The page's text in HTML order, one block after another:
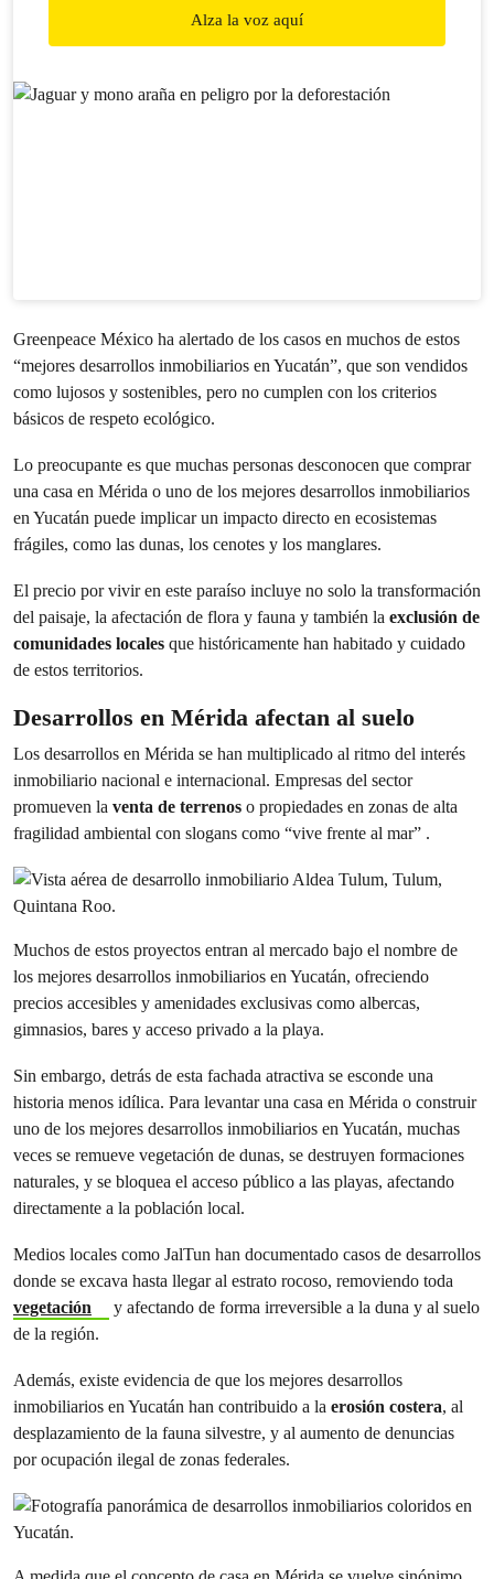
Alza la voz aquí
Greenpeace México ha alertado de los casos en muchos de estos
“mejores desarrollos inmobiliarios en Yucatán”, que son vendidos
como lujosos y sostenibles, pero no cumplen con los criterios
básicos de respeto ecológico.
Lo preocupante es que muchas personas desconocen que comprar
una casa en Mérida o uno de los mejores desarrollos inmobiliarios
en Yucatán puede implicar un impacto directo en ecosistemas
frágiles, como las dunas, los cenotes y los manglares.
El precio por vivir en este paraíso incluye no solo la transformación
del paisaje, la afectación de flora y fauna y también la exclusión de
comunidades locales que históricamente han habitado y cuidado
de estos territorios.
Desarrollos en Mérida afectan al suelo
Los desarrollos en Mérida se han multiplicado al ritmo del interés
inmobiliario nacional e internacional. Empresas del sector
promueven la venta de terrenos o propiedades en zonas de alta
fragilidad ambiental con slogans como “vive frente al mar” .
Muchos de estos proyectos entran al mercado bajo el nombre de
los mejores desarrollos inmobiliarios en Yucatán, ofreciendo
precios accesibles y amenidades exclusivas como albercas,
gimnasios, bares y acceso privado a la playa.
Sin embargo, detrás de esta fachada atractiva se esconde una
historia menos idílica. Para levantar una casa en Mérida o construir
uno de los mejores desarrollos inmobiliarios en Yucatán, muchas
veces se remueve vegetación de dunas, se destruyen formaciones
naturales, y se bloquea el acceso público a las playas, afectando
directamente a la población local.
Medios locales como JalTun han documentado casos de desarrollos
donde se excava hasta llegar al estrato rocoso, removiendo toda
vegetación
y afectando de forma irreversible a la duna y al suelo
de la región.
Además, existe evidencia de que los mejores desarrollos
inmobiliarios en Yucatán han contribuido a la erosión costera, al
desplazamiento de la fauna silvestre, y al aumento de denuncias
por ocupación ilegal de zonas federales.